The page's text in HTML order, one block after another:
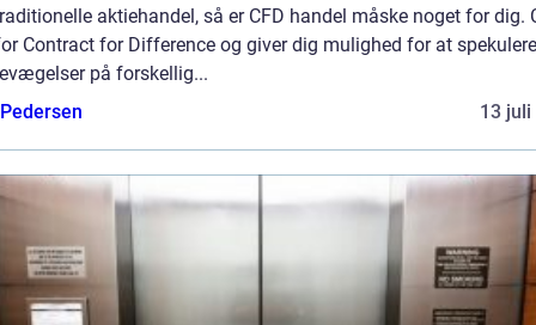
aktiehandel, så er CFD handel måske noget for dig.
Contract for Difference og giver dig mulighed for at
på forskellig...
13 juli